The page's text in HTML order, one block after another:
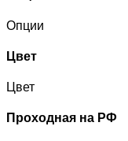
Опции
Цвет
Цвет
Проходная на РФ